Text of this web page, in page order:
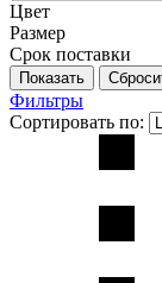
Цвет
Размер
Срок поставки
Фильтры
Сортировать по: